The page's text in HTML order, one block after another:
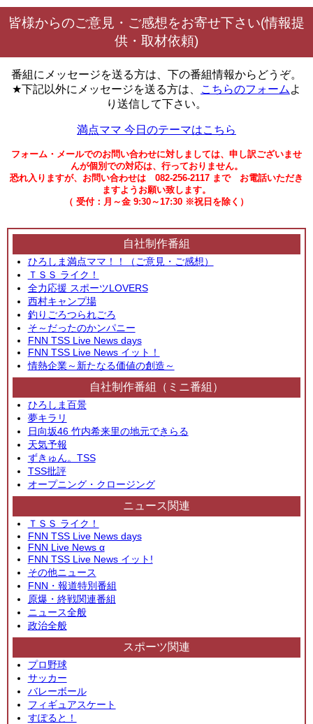
皆様からのご意見・ご感想をお寄せ下さい(情報提
供・取材依頼)
番組にメッセージを送る方は、下の番組情報からどうぞ。
★下記以外にメッセージを送る方は、
こちらのフォーム よ
り送信して下さい。
満点ママ 今日のテーマはこちら
フォーム・メールでのお問い合わせに対しましては、申し訳ございませ
んが個別での対応は、行っておりません。
恐れ入りますが、お問い合わせは 082-256-2117 まで お電話いただき
ますようお願い致します。
（ 受付：月～金 9:30～17:30 ※祝日を除く）
自社制作番組
ひろしま満点ママ！！（ご意見・ご感想）
ＴＳＳ ライク！
全力応援 スポーツLOVERS
西村キャンプ場
釣りごろつられごろ
そ～だったのかンパニー
FNN TSS Live News days
FNN TSS Live News イット！
情熱企業～新たなる価値の創造～
自社制作番組（ミニ番組）
ひろしま百景
夢キラリ
日向坂46 竹内希来里の地元できらる
天気予報
ずきゅん。TSS
TSS批評
オープニング・クロージング
ニュース関連
ＴＳＳ ライク！
FNN TSS Live News days
FNN Live News α
FNN TSS Live News イット!
その他ニュース
FNN・報道特別番組
原爆・終戦関連番組
ニュース全般
政治全般
スポーツ関連
プロ野球
サッカー
バレーボール
フィギュアスケート
すぽると！